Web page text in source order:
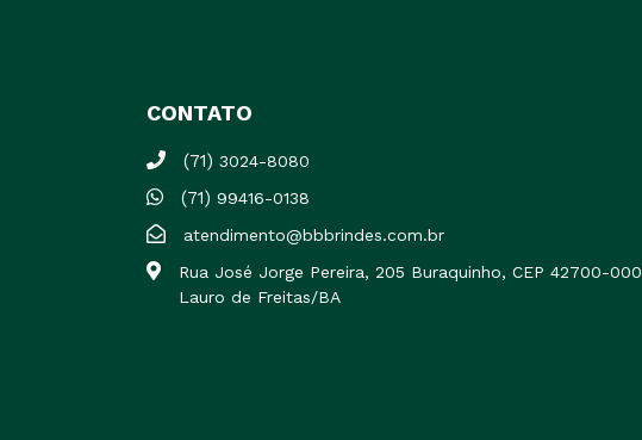
CONTATO
(71) 3024-8080
(71) 99416-0138
atendimento@bbbrindes.com.br
Rua José Jorge Pereira, 205 Buraquinho, CEP 42700-000
Lauro de Freitas/BA